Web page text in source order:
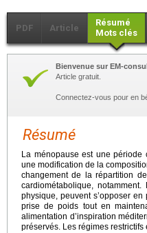
PDF Article
Résumé
Mots clés
Bienvenue sur EM-
Article gratuit.
Connectez-vous pour en
Résumé
La ménopause est une période
une modification de la
changement de la répartition
cardiométabolique,
physique, peuvent s’opposer
prise de poids tout en
alimentation d’inspiration
préservés. Les régimes